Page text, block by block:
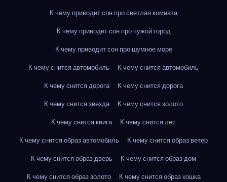
К чему приводит сон про светлая комната
К чему приводит сон про чужой город
К чему приводит сон про шумное море
К чему снится автомобиль
К чему снится автомобиль
К чему снится дорога
К чему снится дорога
К чему снится звезда
К чему снится золото
К чему снится книга
К чему снится лес
К чему снится образ автомобиль
К чему снится образ ветер
К чему снится образ дверь
К чему снится образ дом
К чему снится образ золото
К чему снится образ кошка